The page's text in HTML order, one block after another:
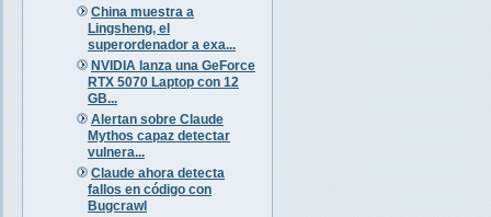
China muestra a
Lingsheng, el
superordenador a exa...
NVIDIA lanza una GeForce
RTX 5070 Laptop con 12
GB...
Alertan sobre Claude
Mythos capaz detectar
vulnera...
Claude ahora detecta
fallos en código con
Bugcrawl